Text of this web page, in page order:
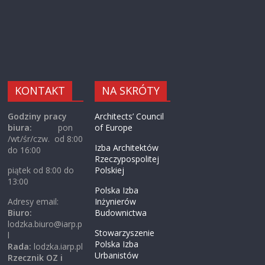
KONTAKT
Godziny pracy
biura:
pon
/wt/śr/czw. od 8:00
do 16:00
piątek od 8:00 do
13:00
Adresy email:
Biuro:
lodzka.biuro@iarp.p
l
Rada: lodzka.iarp.pl
Rzecznik OZ i
NA SKRÓTY
Architects’ Council
of Europe
Izba Architektów
Rzeczypospolitej
Polskiej
Polska Izba
Inżynierów
Budownictwa
Stowarzyszenie
Polska Izba
Urbanistów